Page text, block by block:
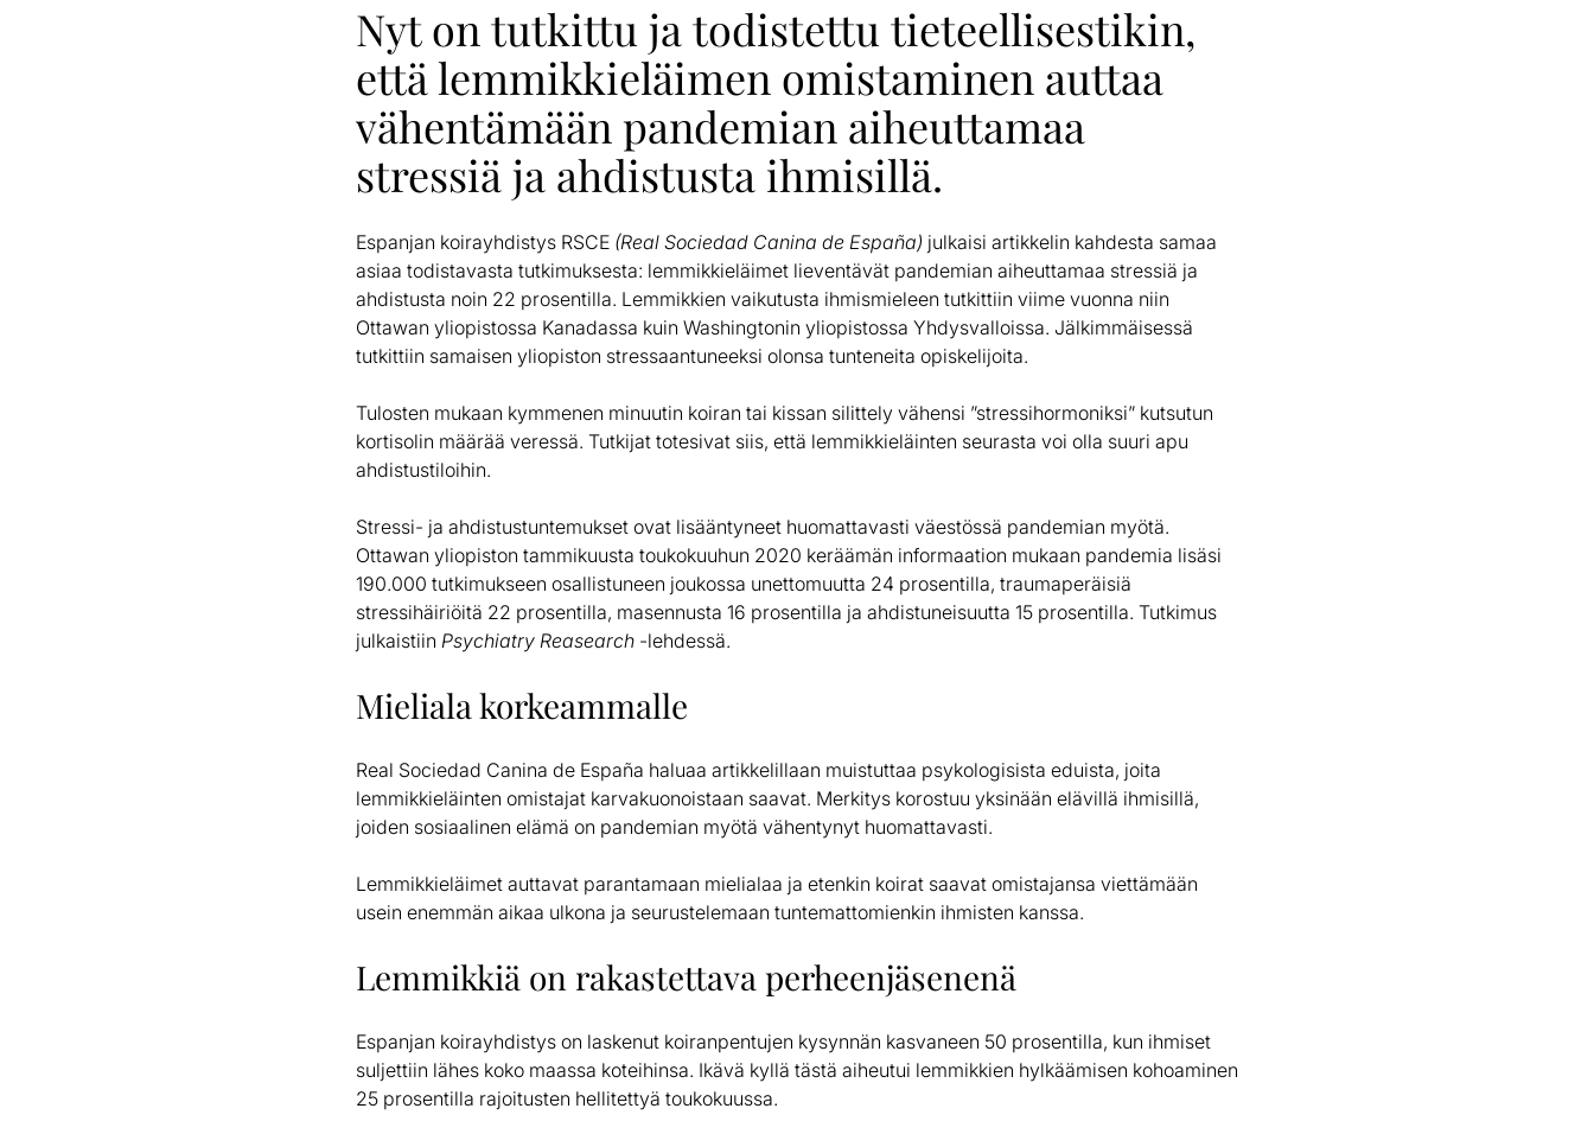
Nyt on tutkittu ja todistettu tieteellisestikin,
että lemmikkieläimen omistaminen auttaa
vähentämään pandemian aiheuttamaa
stressiä ja ahdistusta ihmisillä.
Espanjan koirayhdistys RSCE (Real Sociedad Canina de España) julkaisi artikkelin kahdesta samaa
asiaa todistavasta tutkimuksesta: lemmikkieläimet lieventävät pandemian aiheuttamaa stressiä ja
ahdistusta noin 22 prosentilla. Lemmikkien vaikutusta ihmismieleen tutkittiin viime vuonna niin
Ottawan yliopistossa Kanadassa kuin Washingtonin yliopistossa Yhdysvalloissa. Jälkimmäisessä
tutkittiin samaisen yliopiston stressaantuneeksi olonsa tunteneita opiskelijoita.
Tulosten mukaan kymmenen minuutin koiran tai kissan silittely vähensi ”stressihormoniksi” kutsutun
kortisolin määrää veressä. Tutkijat totesivat siis, että lemmikkieläinten seurasta voi olla suuri apu
ahdistustiloihin.
Stressi- ja ahdistustuntemukset ovat lisääntyneet huomattavasti väestössä pandemian myötä.
Ottawan yliopiston tammikuusta toukokuuhun 2020 keräämän informaation mukaan pandemia lisäsi
190.000 tutkimukseen osallistuneen joukossa unettomuutta 24 prosentilla, traumaperäisiä
stressihäiriöitä 22 prosentilla, masennusta 16 prosentilla ja ahdistuneisuutta 15 prosentilla. Tutkimus
julkaistiin Psychiatry Reasearch -lehdessä.
Mieliala korkeammalle
Real Sociedad Canina de España haluaa artikkelillaan muistuttaa psykologisista eduista, joita
lemmikkieläinten omistajat karvakuonoistaan saavat. Merkitys korostuu yksinään elävillä ihmisillä,
joiden sosiaalinen elämä on pandemian myötä vähentynyt huomattavasti.
Lemmikkieläimet auttavat parantamaan mielialaa ja etenkin koirat saavat omistajansa viettämään
usein enemmän aikaa ulkona ja seurustelemaan tuntemattomienkin ihmisten kanssa.
Lemmikkiä on rakastettava perheenjäsenenä
Espanjan koirayhdistys on laskenut koiranpentujen kysynnän kasvaneen 50 prosentilla, kun ihmiset
suljettiin lähes koko maassa koteihinsa. Ikävä kyllä tästä aiheutui lemmikkien hylkäämisen kohoaminen
25 prosentilla rajoitusten hellitettyä toukokuussa.